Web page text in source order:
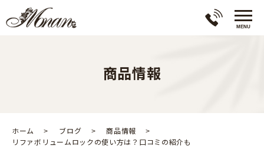
商品情報
ホーム ブログ
商品情報
リファボリュームロックの使い方は？口コミの紹介も